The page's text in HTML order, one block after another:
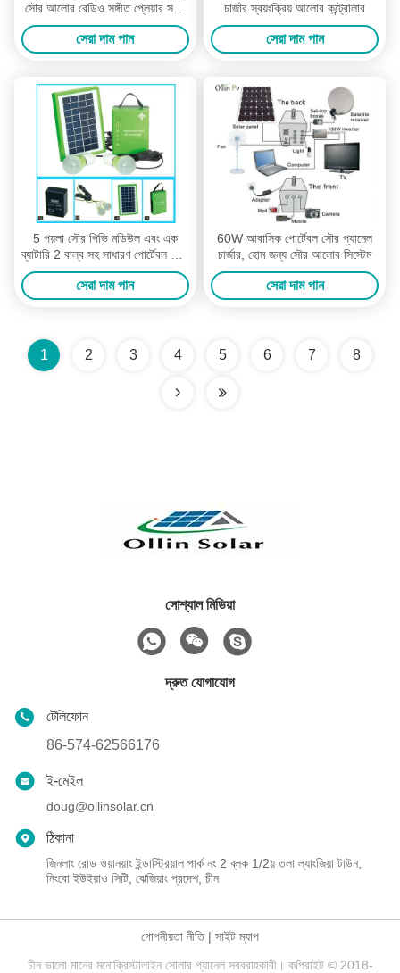
সৌর আলোর রেডিও সঙ্গীত প্লেয়ার সহজ
ক্যারিয়ার সিস্টেম
সেরা দাম পান
চার্জার স্বয়ংক্রিয় আলোর কন্ট্রোলার
সেরা দাম পান
5 পয়লা সৌর পিভি মডিউল এবং এক
ব্যাটারি 2 বাল্ব সহ সাধারণ পোর্টেবল সৌর
প্যানেল চার্জার
সেরা দাম পান
60W আবাসিক পোর্টেবল সৌর প্যানেল
চার্জার, হোম জন্য সৌর আলোর সিস্টেম
সেরা দাম পান
1 2 3 4 5 6 7 8
সোশ্যাল মিডিয়া
দ্রুত যোগাযোগ
টেলিফোন
86-574-62566176
ই-মেইল
doug@ollinsolar.cn
ঠিকানা
জিনলাং রোড ওয়ানয়াং ইন্ডাস্ট্রিয়াল পার্ক নং 2 ব্লক 1/2য় তলা ল্যাংজিয়া টাউন,
নিংবো ইউইয়াও সিটি, ঝেজিয়াং প্রদেশ, চীন
গোপনীয়তা নীতি| সাইট ম্যাপ
চীন ভালো মানের মনোক্রিস্টালাইন সোলার প্যানেল সরবরাহকারী। কপিরাইট © 2018-